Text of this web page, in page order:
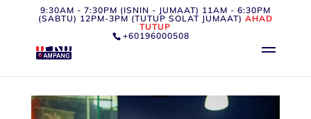
9:30AM - 7:30PM (ISNIN - JUMAAT) 11AM - 6:30PM
(SABTU) 12PM-3PM (TUTUP SOLAT JUMAAT) AHAD
TUTUP
+60196000508